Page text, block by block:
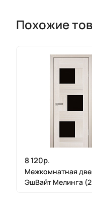
Похожие
8 120р.
Межкомнатная
ЭшВайт Мелинга